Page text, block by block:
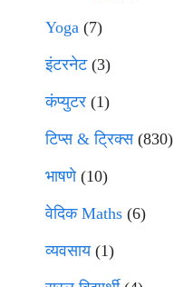
Yoga (7)
इंटरनेट(3)
कंप्युटर (1)
टिप्स & ट्रिक्स(830)
भाषणे(10)
वेदिक Maths (6)
व्यवसाय(1)